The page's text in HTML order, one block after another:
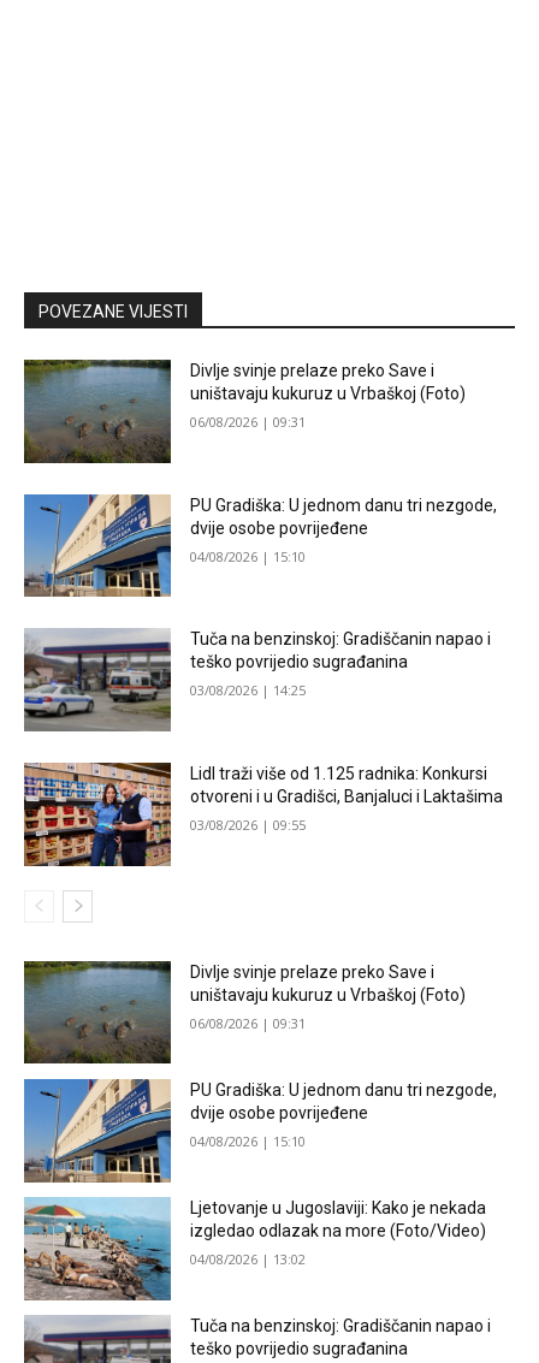
POVEZANE VIJESTI
Divlje svinje prelaze preko Save i
uništavaju kukuruz u Vrbaškoj (Foto)
06/08/2026 | 09:31
PU Gradiška: U jednom danu tri nezgode,
dvije osobe povrijeđene
04/08/2026 | 15:10
Tuča na benzinskoj: Gradiščanin napao i
teško povrijedio sugrađanina
03/08/2026 | 14:25
Lidl traži više od 1.125 radnika: Konkursi
otvoreni i u Gradišci, Banjaluci i Laktašima
03/08/2026 | 09:55
Divlje svinje prelaze preko Save i
uništavaju kukuruz u Vrbaškoj (Foto)
06/08/2026 | 09:31
PU Gradiška: U jednom danu tri nezgode,
dvije osobe povrijeđene
04/08/2026 | 15:10
Ljetovanje u Jugoslaviji: Kako je nekada
izgledao odlazak na more (Foto/Video)
04/08/2026 | 13:02
Tuča na benzinskoj: Gradiščanin napao i
teško povrijedio sugrađanina